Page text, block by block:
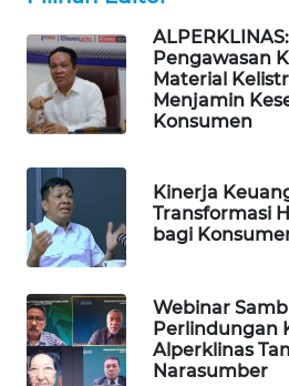
Pengawasan
Material
Menjamin
Konsumen
Kinerja
Transformasi
bagi
Webinar
Perlindungan
Alperklinas
Narasumber
KONSUMEN
FORWAMKI
FORJASIDA
TAMBANG
NEWS
SITUNGIR
NEWS